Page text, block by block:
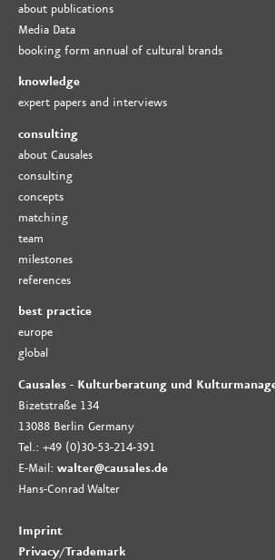
about publications
Media Data
booking form annual of cultural brands
knowledge
expert papers and interviews
consulting
about Causales
consulting
concepts
matching
team
milestones
references
best practice
europe
global
Causales - Kulturberatung und
Bizetstraße 134
13088 Berlin Germany
Tel.: +49 (0)30-53-214-391
E-Mail: walter@causales.de
Hans-Conrad Walter
Imprint
Privacy/Trademark